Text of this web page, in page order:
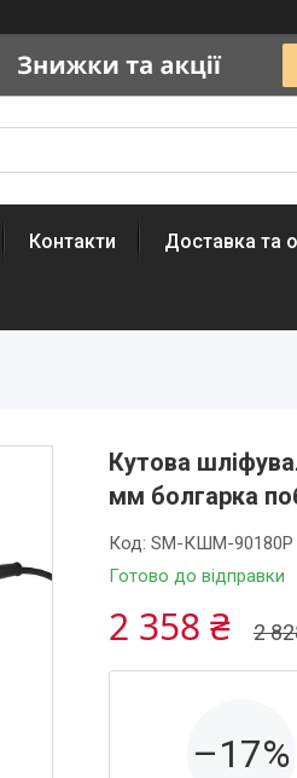
Контакти Доставка та
Кутова
мм болгарка
Готово до відправки
Код: SM-КШМ-90180Р
2
2 358 ₴
–17%